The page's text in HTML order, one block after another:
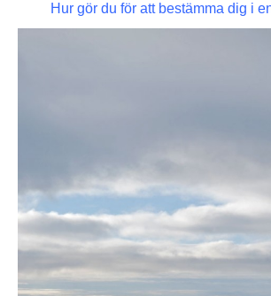
Hur gör du för att bestämma dig i